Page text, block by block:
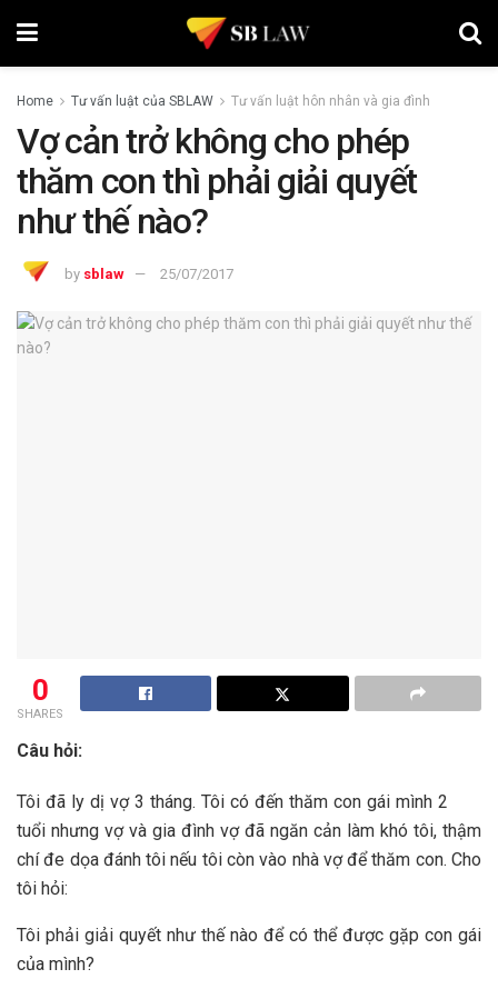
Home Tư vấn luật của SBLAW Tư vấn luật hôn nhân và gia đình
Vợ cản trở không cho phép
thăm con thì phải giải quyết
như thế nào?
by sblaw 25/07/2017
0
SHARES
Câu hỏi:
Tôi đã ly dị vợ 3 tháng. Tôi có đến thăm con gái mình 2
tuổi nhưng vợ và gia đình vợ đã ngăn cản làm khó tôi, thậm
chí đe dọa đánh tôi nếu tôi còn vào nhà vợ để thăm con. Cho
tôi hỏi:
Tôi phải giải quyết như thế nào để có thể được gặp con gái
của mình?